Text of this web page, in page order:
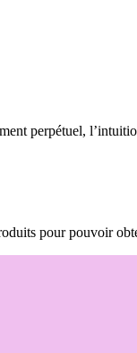
perpétuel,
pour pouvoir